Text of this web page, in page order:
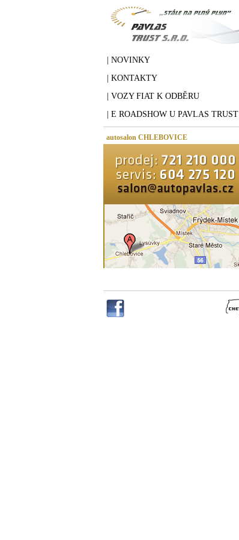
| NOVINKY
| KONTAKTY
| VOZY FIAT K ODBĚRU
| E ROADSHOW U PAVLAS TRUST
autosalon CHLEBOVICE